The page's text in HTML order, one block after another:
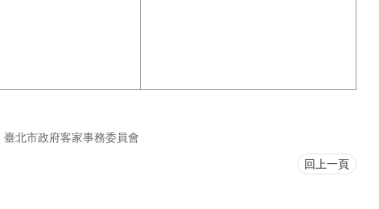
臺北市政府客家事務委員會
回上一頁